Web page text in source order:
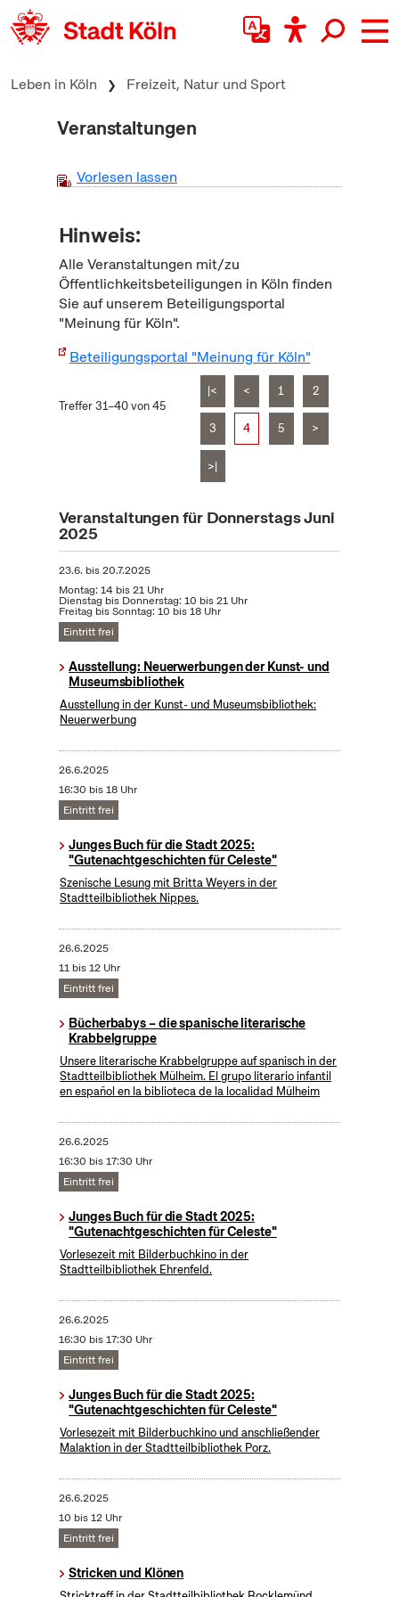
zum Inhalt springen
Leben in Köln Freizeit, Natur und Sport
Veranstaltungen
Vorlesen lassen
Hinweis:
Alle Veranstaltungen mit/zu
Öffentlichkeitsbeteiligungen in Köln finden
Sie auf unserem Beteiligungsportal
"Meinung für Köln".
Beteiligungsportal "Meinung für Köln"
Treffer 31–40 von 45
|< < 1 2
3 4 5 >
>|
Veranstaltungen für Donnerstags Juni
2025
23.6. bis20.7.2025
Montag: 14 bis 21 Uhr
Dienstag bis Donnerstag: 10 bis 21 Uhr
Freitag bis Sonntag: 10 bis 18 Uhr
Eintritt frei
Ausstellung: Neuerwerbungen der Kunst- und
Museumsbibliothek
Ausstellung in der Kunst- und Museumsbibliothek:
Neuerwerbung
26.6.2025
16:30 bis 18 Uhr
Eintritt frei
Junges Buch für die Stadt 2025:
"Gutenachtgeschichten für Celeste"
Szenische Lesung mit Britta Weyers in der
Stadtteilbibliothek Nippes.
26.6.2025
11 bis 12 Uhr
Eintritt frei
Bücherbabys – die spanische literarische
Krabbelgruppe
Unsere literarische Krabbelgruppe auf spanisch in der
Stadtteilbibliothek Mülheim. El grupo literario infantil
en español en la biblioteca de la localidad Mülheim
26.6.2025
16:30 bis 17:30 Uhr
Eintritt frei
Junges Buch für die Stadt 2025:
"Gutenachtgeschichten für Celeste"
Vorlesezeit mit Bilderbuchkino in der
Stadtteilbibliothek Ehrenfeld.
26.6.2025
16:30 bis 17:30 Uhr
Eintritt frei
Junges Buch für die Stadt 2025:
"Gutenachtgeschichten für Celeste"
Vorlesezeit mit Bilderbuchkino und anschließender
Malaktion in der Stadtteilbibliothek Porz.
26.6.2025
10 bis 12 Uhr
Eintritt frei
Stricken und Klönen